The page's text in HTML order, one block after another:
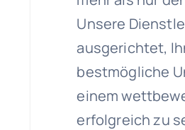
Unsere
ausgerichtet,
bestmögliche
einem
erfolgreich zu